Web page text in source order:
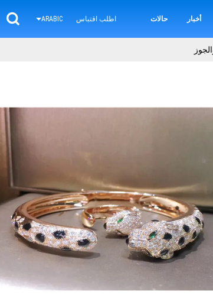
أخبار حالات اطلب اقتباس ARABIC